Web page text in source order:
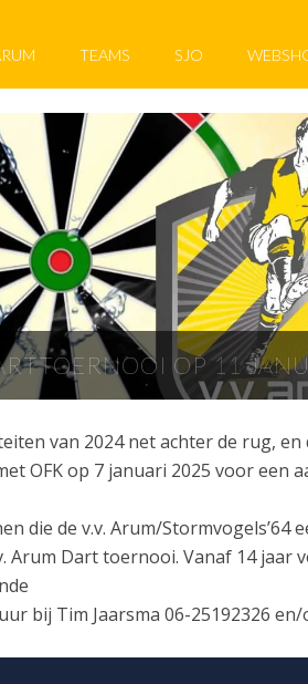
TEAMS SJO
OP 11
van 2024 net achter de rug, en
OFK op 7 januari 2025 voor een
die de v.v. Arum/Stormvogels’64
Arum Dart toernooi. Vanaf 14 jaar
bij Tim Jaarsma 06-25192326